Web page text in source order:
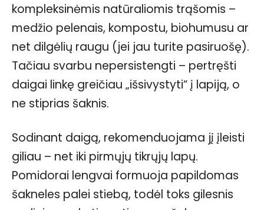
kompleksinėmis natūraliomis trąšomis –
medžio pelenais, kompostu, biohumusu ar
net dilgėlių raugu (jei jau turite pasiruošę).
Tačiau svarbu nepersistengti – pertręšti
daigai linkę greičiau „išsivystyti“ į lapiją, o
ne stiprias šaknis.
Sodinant daigą, rekomenduojama jį įleisti
giliau – net iki pirmųjų tikrųjų lapų.
Pomidorai lengvai formuoja papildomas
šakneles palei stiebą, todėl toks gilesnis